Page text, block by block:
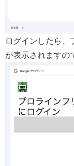
ログインしたら、
が表示されますの